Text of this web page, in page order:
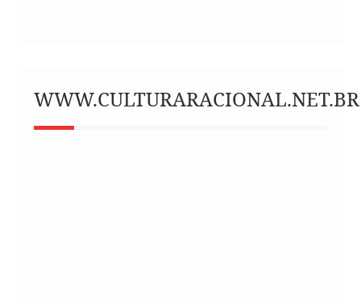
WWW.CULTURARACIONAL.NET.BR